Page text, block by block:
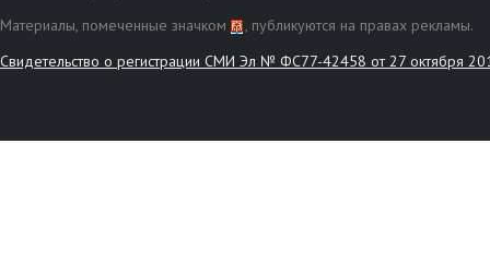
Материалы, помеченные значком
, публикуются на правах рекламы.
Свидетельство о регистрации СМИ Эл № ФС77-42458 от 27 октября